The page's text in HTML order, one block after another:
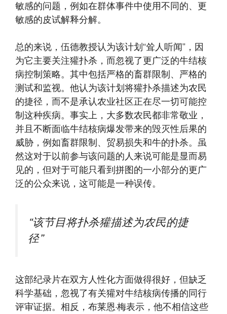
敏感的问题，例如在群体事件中使用不同的、更
敏感的皮试解释分解。
总的来说，伍德教授认为该计划“耸人听闻”，因
为它主要关注獾扑杀，而忽视了更广泛的牛结核
病控制策略。其中包括严格的畜群限制、严格的
测试和监视。他认为该计划将獾扑杀描述为农民
的捷径，而不是承认农业社区正在尽一切可能控
制这种疾病。事实上，大多数农民都非常敬业，
并且不断面临牛结核病爆发带来的毁灭性后果的
威胁，例如畜群限制、贸易损失和牛的扑杀。虽
然这对于以前参与该问题的人来说可能是显而易
见的，但对于可能只看到拼图的一小部分的更广
泛的公众来说，这可能是一种误传。
“该节目将扑杀獾描述为农民的捷
径”
这部纪录片在双方人性化方面做得很好，但缺乏
科学基础，忽视了有关獾对牛结核病传播的同行
评审证据。相反，布莱恩·梅表示，他不相信这些